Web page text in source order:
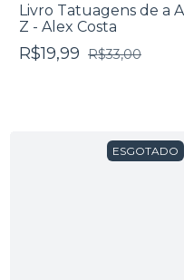
Livro Tatuagens de a A
Z - Alex Costa
R$19,99 R$33,00
ESGOTADO